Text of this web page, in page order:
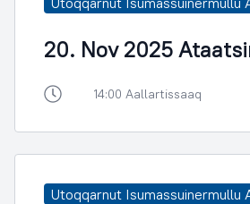
20. Nov 2025
14:00 Aallartissaaq
Utoqqarnut Isumassuinermullu